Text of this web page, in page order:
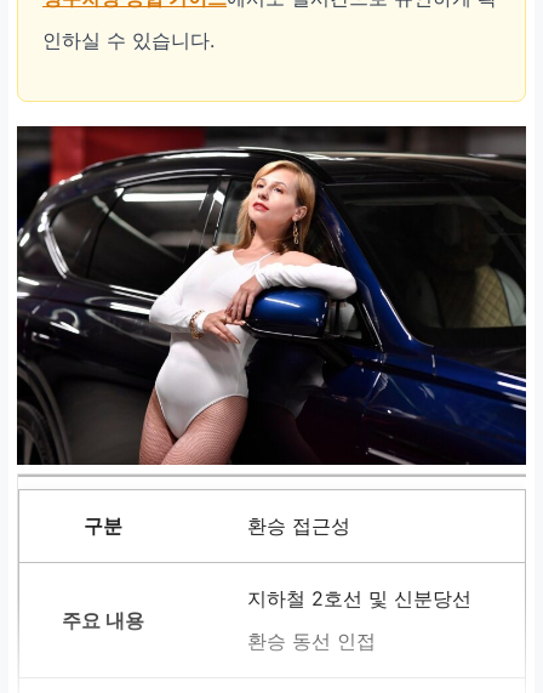
인하실 수 있습니다.
환승 접근성
지하철 2호선 및 신분당선
환승 동선 인접